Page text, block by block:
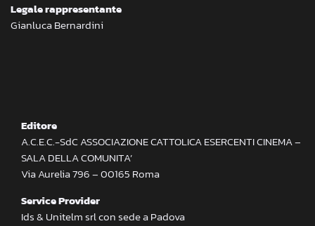
Legale rappresentante
Gianluca Bernardini
Editore
A.C.E.C.-SdC ASSOCIAZIONE CATTOLICA ESERCENTI CINEMA –
SALA DELLA COMUNITA’
Via Aurelia 796 – 00165 Roma
Service Provider
Ids & Unitelm srl con sede a Padova